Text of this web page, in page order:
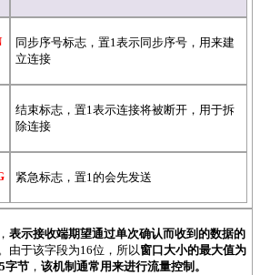
同步序号标志，置1表示同步序号，用来建
立连接
结束标志，置1表示连接将被断开，用于拆
除连接
紧急标志，置1的会先发送
表示接收端期望通过单次确认而收到的数据的
由于该字段为16位，所以窗口大小的最大值为
字节 ， 该机制通常用来进行流量控制。